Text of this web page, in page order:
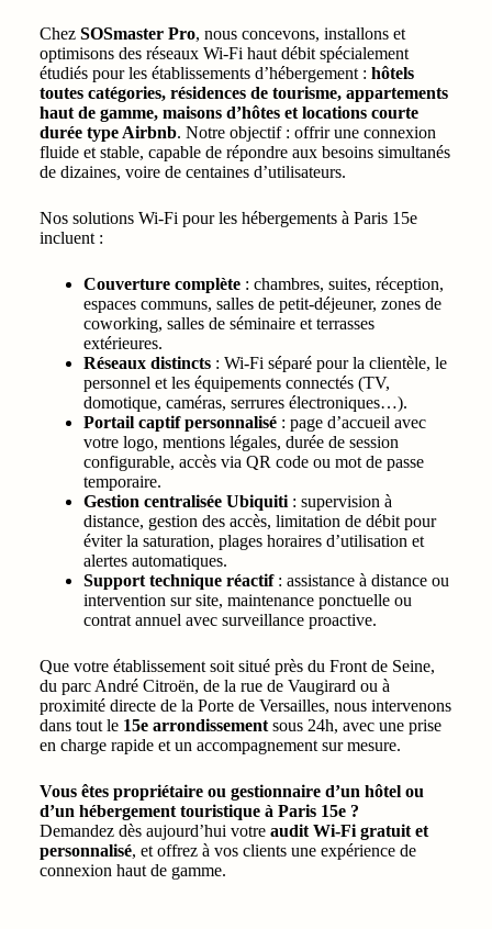
Chez SOSmaster Pro, nous concevons, installons et
optimisons des réseaux Wi-Fi haut débit spécialement
étudiés pour les établissements d’hébergement : hôtels
toutes catégories, résidences de tourisme, appartements
haut de gamme, maisons d’hôtes et locations courte
durée type Airbnb. Notre objectif : offrir une connexion
fluide et stable, capable de répondre aux besoins simultanés
de dizaines, voire de centaines d’utilisateurs.
Nos solutions Wi-Fi pour les hébergements à Paris 15e
incluent :
Couverture complète: chambres, suites, réception,
espaces communs, salles de petit-déjeuner, zones de
coworking, salles de séminaire et terrasses
extérieures.
Réseaux distincts: Wi-Fi séparé pour la clientèle, le
personnel et les équipements connectés (TV,
domotique, caméras, serrures électroniques…).
Portail captif personnalisé: page d’accueil avec
votre logo, mentions légales, durée de session
configurable, accès via QR code ou mot de passe
temporaire.
Gestion centralisée Ubiquiti: supervision à
distance, gestion des accès, limitation de débit pour
éviter la saturation, plages horaires d’utilisation et
alertes automatiques.
Support technique réactif: assistance à distance ou
intervention sur site, maintenance ponctuelle ou
contrat annuel avec surveillance proactive.
Que votre établissement soit situé près du Front de Seine,
du parc André Citroën, de la rue de Vaugirard ou à
proximité directe de la Porte de Versailles, nous intervenons
dans tout le 15e arrondissementsous 24h, avec une prise
en charge rapide et un accompagnement sur mesure.
Vous êtes propriétaire ou gestionnaire d’un hôtel ou
d’un hébergement touristique à Paris 15e ?
Demandez dès aujourd’hui votre audit Wi-Fi gratuit et
personnalisé, et offrez à vos clients une expérience de
connexion haut de gamme.